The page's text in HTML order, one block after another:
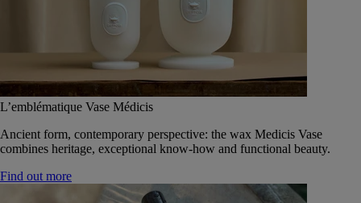
L’emblématique Vase Médicis
Ancient form, contemporary perspective: the wax Medicis Vase
combines heritage, exceptional know-how and functional beauty.
Find out more